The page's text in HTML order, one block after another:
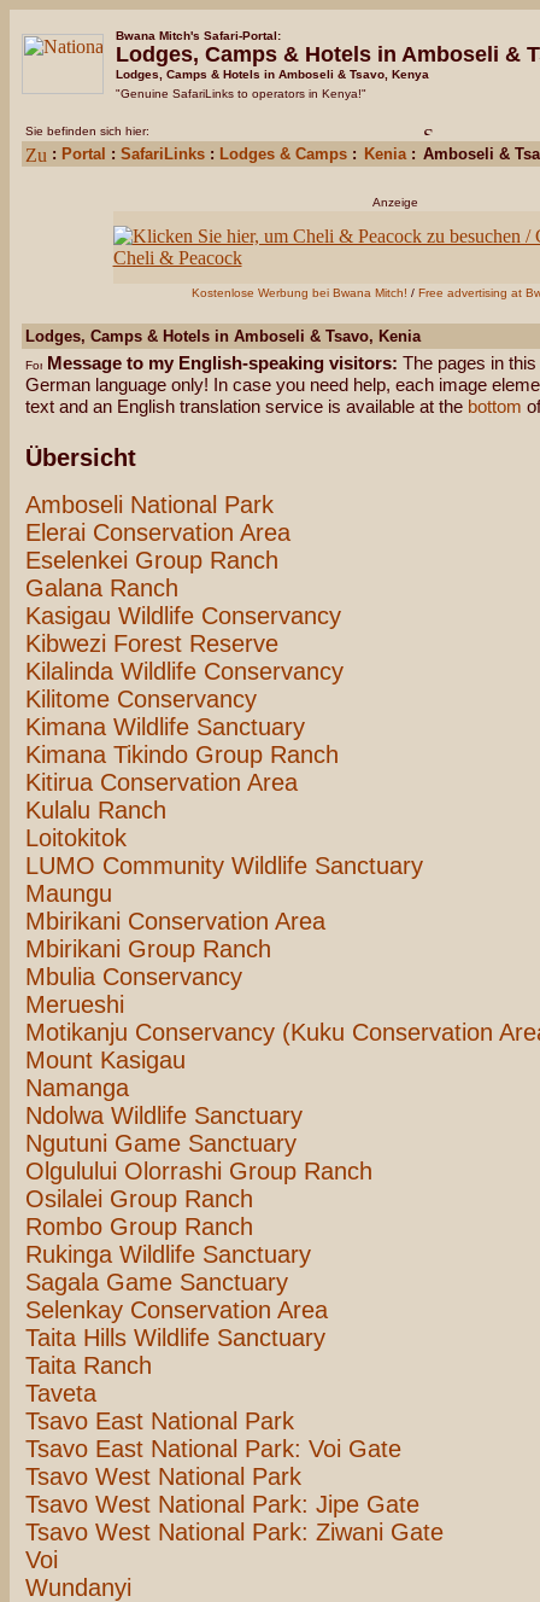
Bwana Mitch's Safari-Portal:
Lodges, Camps & Hotels in Amboseli &
Lodges, Camps & Hotels in Amboseli & Tsavo, Kenya
"Genuine SafariLinks to operators in Kenya!"
Sie befinden sich hier:
: Portal : SafariLinks : Lodges & Camps : Kenia: Amboseli &
Anzeige
Kostenlose Werbung bei Bwana Mitch! / Free advertising at
Lodges, Camps & Hotels in Amboseli & Tsavo, Kenia
Message to my English-speaking visitors: The pages in
German language only! In case you need help, each image
text and an English translation service is available at the bottom
Übersicht
Amboseli National Park
Elerai Conservation Area
Eselenkei Group Ranch
Galana Ranch
Kasigau Wildlife Conservancy
Kibwezi Forest Reserve
Kilalinda Wildlife Conservancy
Kilitome Conservancy
Kimana Wildlife Sanctuary
Kimana Tikindo Group Ranch
Kitirua Conservation Area
Kulalu Ranch
Loitokitok
LUMO Community Wildlife Sanctuary
Maungu
Mbirikani Conservation Area
Mbirikani Group Ranch
Mbulia Conservancy
Merueshi
Motikanju Conservancy (Kuku Conservation
Mount Kasigau
Namanga
Ndolwa Wildlife Sanctuary
Ngutuni Game Sanctuary
Olgulului Olorrashi Group Ranch
Osilalei Group Ranch
Rombo Group Ranch
Rukinga Wildlife Sanctuary
Sagala Game Sanctuary
Selenkay Conservation Area
Taita Hills Wildlife Sanctuary
Taita Ranch
Taveta
Tsavo East National Park
Tsavo East National Park: Voi Gate
Tsavo West National Park
Tsavo West National Park: Jipe Gate
Tsavo West National Park: Ziwani Gate
Voi
Wundanyi